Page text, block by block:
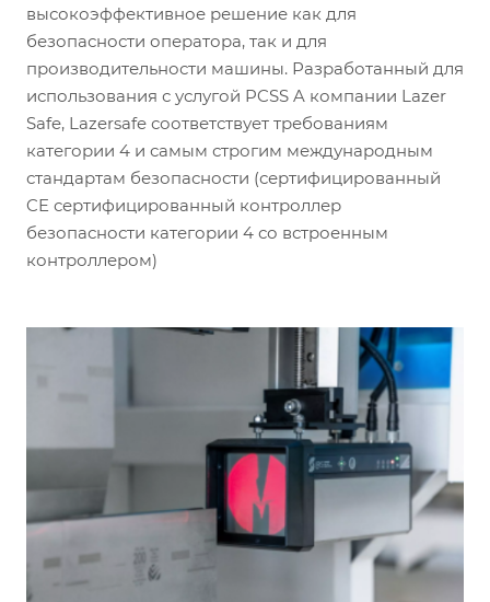
высокоэффективное решение как для
безопасности оператора, так и для
производительности машины. Разработанный для
использования с услугой PCSS A компании Lazer
Safe, Lazersafe соответствует требованиям
категории 4 и самым строгим международным
стандартам безопасности (сертифицированный
CE сертифицированный контроллер
безопасности категории 4 со встроенным
контроллером)